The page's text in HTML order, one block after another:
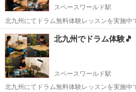
スペースワールド駅
北九州にてドラム無料体験レッスンを実施中です🎵 優しく楽
てくれるドラムレッスンなので、初心者さんも安心で
帯を問わず、レッスン予約できます✨ お気軽にお問い合わせください^
^ ...
福岡 北九州市 スペースワールド駅
北九州でドラム体験🎵
スペースワールド駅
北九州にてドラム無料体験レッスンを実施中です🎵 優しく楽